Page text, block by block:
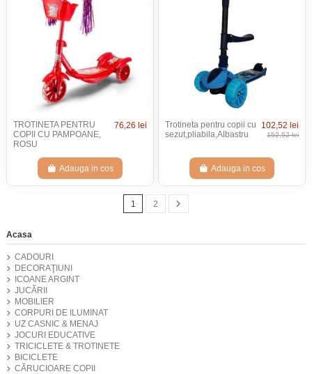
TROTINETA PENTRU
COPII CU PAMPOANE,
ROSU
76,26 lei
Adauga in cos
Trotineta pentru copii cu
sezut,pliabila,Albastru
102,52 lei
152,52 lei
Adauga in cos
1 2
Acasa
CADOURI
DECORAŢIUNI
ICOANE ARGINT
JUCĂRII
MOBILIER
CORPURI DE ILUMINAT
UZ CASNIC & MENAJ
JOCURI EDUCATIVE
TRICICLETE & TROTINETE
BICICLETE
CĂRUCIOARE COPII